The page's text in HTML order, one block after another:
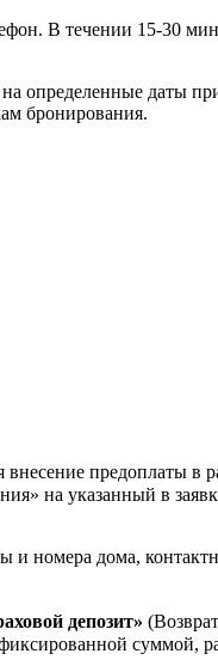
В течении 15-30
даты
бронирования.
предоплаты в
на указанный в
номера дома,
депозит»
суммой,